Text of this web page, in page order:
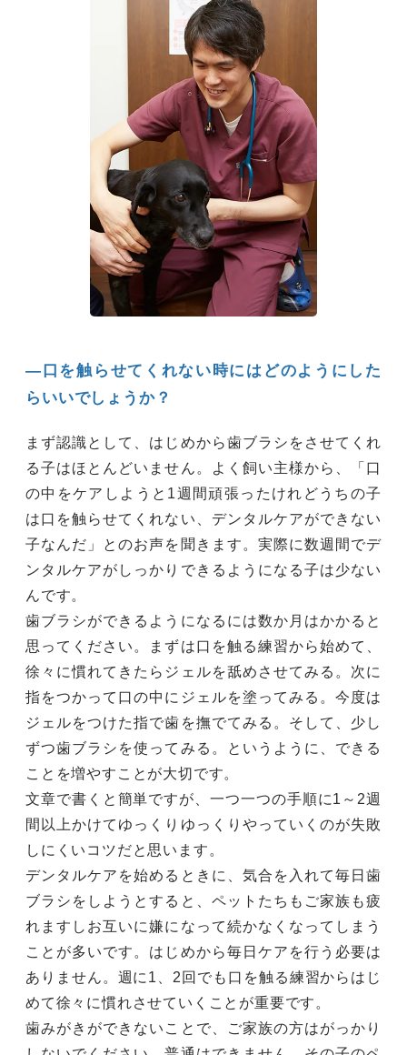
―口を触らせてくれない時にはどのようにした
らいいでしょうか？
まず認識として、はじめから歯ブラシをさせてくれ
る子はほとんどいません。よく飼い主様から、「口
の中をケアしようと1週間頑張ったけれどうちの子
は口を触らせてくれない、デンタルケアができない
子なんだ」とのお声を聞きます。実際に数週間でデ
ンタルケアがしっかりできるようになる子は少ない
んです。
歯ブラシができるようになるには数か月はかかると
思ってください。まずは口を触る練習から始めて、
徐々に慣れてきたらジェルを舐めさせてみる。次に
指をつかって口の中にジェルを塗ってみる。今度は
ジェルをつけた指で歯を撫でてみる。そして、少し
ずつ歯ブラシを使ってみる。というように、できる
ことを増やすことが大切です。
文章で書くと簡単ですが、一つ一つの手順に1～2週
間以上かけてゆっくりゆっくりやっていくのが失敗
しにくいコツだと思います。
デンタルケアを始めるときに、気合を入れて毎日歯
ブラシをしようとすると、ペットたちもご家族も疲
れますしお互いに嫌になって続かなくなってしまう
ことが多いです。はじめから毎日ケアを行う必要は
ありません。週に1、2回でも口を触る練習からはじ
めて徐々に慣れさせていくことが重要です。
歯みがきができないことで、ご家族の方はがっかり